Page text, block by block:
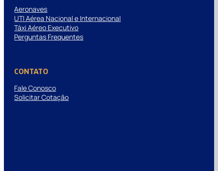
Aeronaves
UTI Aérea Nacional e Internacional
Táxi Aéreo Executivo
Perguntas Frequentes
CONTATO
Fale Conosco
Solicitar Cotação